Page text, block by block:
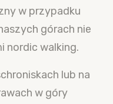
w przypadku
górach nie
nordic walking.
lub na
w góry